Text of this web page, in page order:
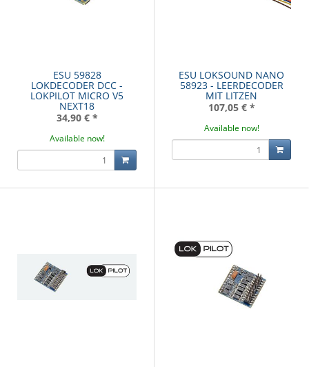
ESU 59828
LOKDECODER DCC -
LOKPILOT MICRO V5
NEXT18
34,90 € *
Available now!
ESU LOKSOUND NANO
58923 - LEERDECODER
MIT LITZEN
107,05 € *
Available now!